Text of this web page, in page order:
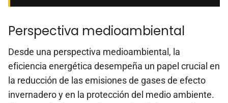
Perspectiva medioambiental
Desde una perspectiva medioambiental, la
eficiencia energética desempeña un papel crucial en
la reducción de las emisiones de gases de efecto
invernadero y en la protección del medio ambiente.